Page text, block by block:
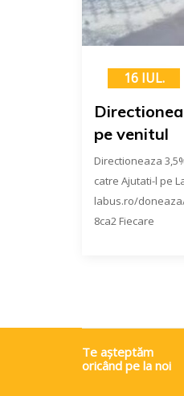
16 IUL.
pe venitul
Directioneaza
catre Ajutati-l pe
labus.ro/
8ca2 Fiecare
Te așteptăm
oricând pe la noi